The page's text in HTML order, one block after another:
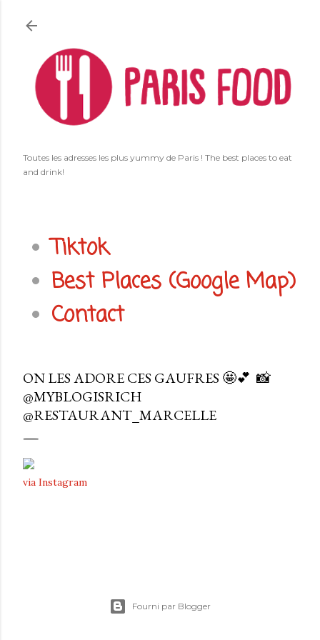
Accéder au contenu principal
Toutes les adresses les plus yummy de Paris ! The best places to eat
and drink!
Tiktok
Best Places (Google Map)
Contact
ON LES ADORE CES GAUFRES 🤩💕⁠ ⁠ 📸
@MYBLOGISRICH
@RESTAURANT_MARCELLE
via Instagram
Fourni par Blogger